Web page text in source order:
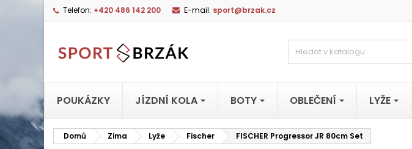
Telefon: +420 486 142 200 E-mail: sport@brzak.cz
POUKÁZKY JÍZDNÍ KOLA BOTY OBLEČENÍ LYŽE
Domů Zima Lyže Fischer FISCHER Progressor JR 80cm Set